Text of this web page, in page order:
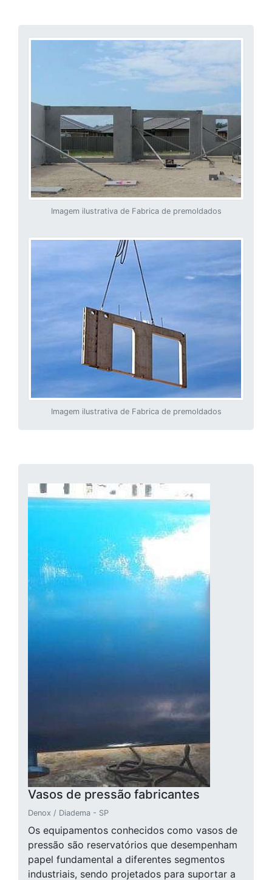
Imagem ilustrativa de Fabrica de premoldados
Imagem ilustrativa de Fabrica de premoldados
Vasos de pressão fabricantes
Denox / Diadema - SP
Os equipamentos conhecidos como vasos de
pressão são reservatórios que desempenham
papel fundamental a diferentes segmentos
industriais, sendo projetados para suportar a